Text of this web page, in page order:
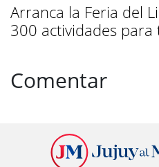
Arranca la Feria del
300 actividades para
Comentar